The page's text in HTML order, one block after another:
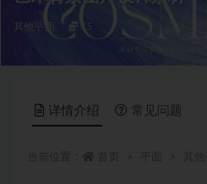
其他平面 15
详情介绍 常见问题